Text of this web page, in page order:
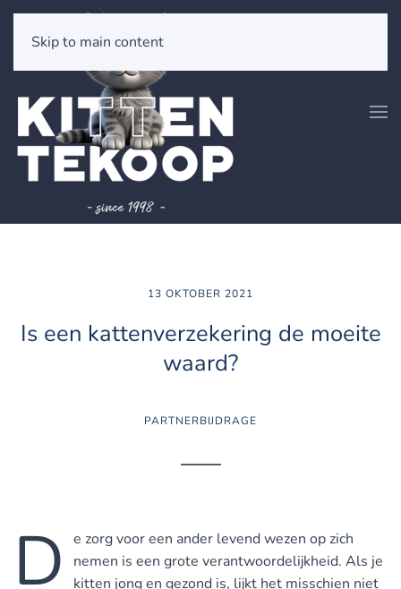
Skip to main content
13 OKTOBER 2021
Is een kattenverzekering de moeite
waard?
PARTNERBIJDRAGE
D
e zorg voor een ander levend wezen op zich
nemen is een grote verantwoordelijkheid. Als je
kitten jong en gezond is, lijkt het misschien niet